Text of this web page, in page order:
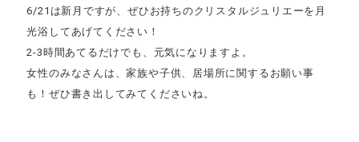
6/21は新月ですが、ぜひお持ちのクリスタルジュリエーを月
光浴してあげてください！
2-3時間あてるだけでも、元気になりますよ。
女性のみなさんは、家族や子供、居場所に関するお願い事
も！ぜひ書き出してみてくださいね。